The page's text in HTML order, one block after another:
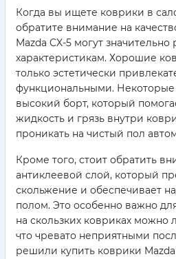
Когда вы ищете коврики в
обратите внимание на
Mazda CX-5 могут
характеристикам. Хорошие
только эстетически
функциональными.
высокий борт, который
жидкость и грязь внутри
проникать на чистый пол
Кроме того, стоит обратить
антиклеевой слой, который
скольжение и обеспечивает
полом. Это особенно важно
на скользких ковриках можно
что чревато неприятными
решили купить коврики